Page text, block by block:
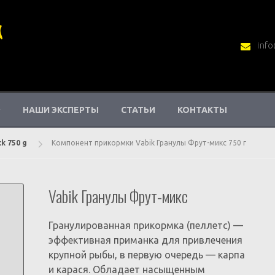
НАШИ ЭКСПЕРТЫ СТАТЬИ КОНТАКТЫ
750 g Компонент прикормки Vabik Гранулы Фрут-микс 750 г
Vabik Гранулы Фрут-микс
Гранулированная прикормка (пеллетс) —
эффективная приманка для привлечения
крупной рыбы, в первую очередь — карпа
и карася. Обладает насыщенным